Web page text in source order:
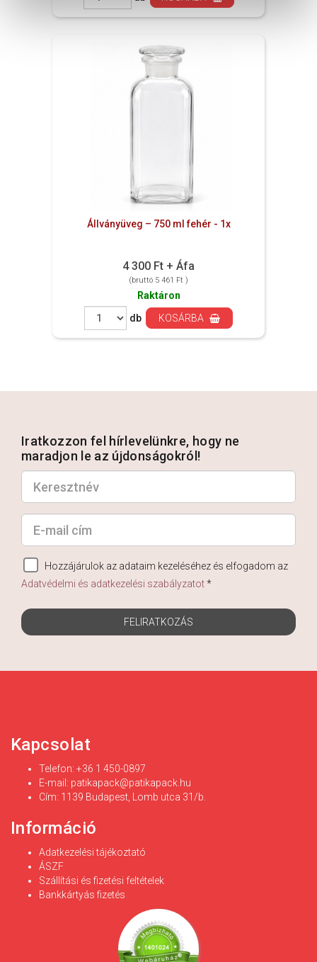
Állványüveg – 750 ml fehér - 1x
4 300 Ft + Áfa
(bruttó 5 461 Ft )
Raktáron
db
KOSÁRBA
Iratkozzon fel hírlevelünkre, hogy ne
maradjon le az újdonságokról!
Hozzájárulok az adataim kezeléséhez és elfogadom az
Adatvédelmi és adatkezelési szabályzatot*
FELIRATKOZÁS
Kapcsolat
Telefon: +36 1 450-0897
E-mail: patikapack@patikapack.hu
Cím: 1139 Budapest, Lomb utca 31/b.
Információ
Adatkezelési tájékoztató
ÁSZF
Szállítási és fizetési feltételek
Bankkártyás fizetés